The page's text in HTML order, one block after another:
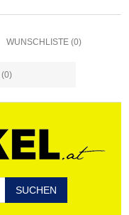
WUNSCHLISTE (0)
(0)